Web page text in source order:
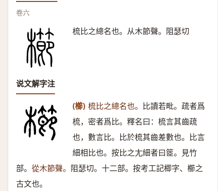
卷六
梳比之總名也。从木節聲。阻瑟切
说文解字注
(櫛) 梳比之總名也。 比讀若毗。疏者爲
梳，密者爲比。釋名曰：梳言其齒疏
也，數言比。比於梳其齒差數也。比言
細相比也。按比之尢細者曰䇫。見竹
部。 從木節聲。 阻瑟切。十二部。按考工記楖字、櫛之
古文也。